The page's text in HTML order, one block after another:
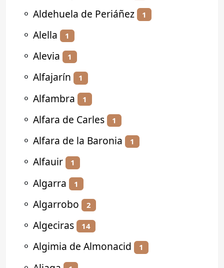
⚬ Aldehuela de Periáñez 1
⚬ Alella 1
⚬ Alevia 1
⚬ Alfajarín 1
⚬ Alfambra 1
⚬ Alfara de Carles 1
⚬ Alfara de la Baronia 1
⚬ Alfauir 1
⚬ Algarra 1
⚬ Algarrobo 2
⚬ Algeciras 14
⚬ Algimia de Almonacid 1